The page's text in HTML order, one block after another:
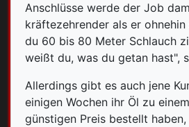
Anschlüsse werde der Job
kräftezehrender als er ohnehin
du 60 bis 80 Meter Schlauch
weißt du, was du getan hast",
Allerdings gibt es auch jene
einigen Wochen ihr Öl zu
günstigen Preis bestellt